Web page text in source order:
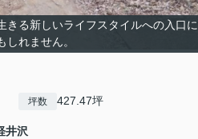
きる新しいライフスタイルへの入口に
しれません。
坪数 427.47坪
井沢